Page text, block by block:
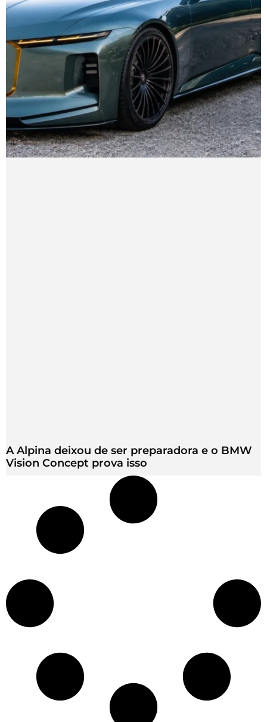
A Alpina deixou de ser preparadora e o BMW
Vision Concept prova isso